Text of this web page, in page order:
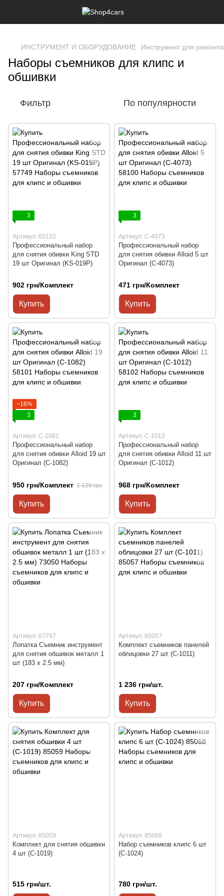
ИНСТРУМЕНТ И ОБОРУДОВАНИЕ Инструмент для
Наборы съемников для клипс и
обшивки
Фильтр По популярности
3
Артикул: 60122
Профессиональный набор
для снятия обивки King STD
19 шт Оригинал (KS-019P)
902 грн/Комплект
Купить
3
Артикул: C-4073
Профессиональный набор
для снятия обивки Alloid 5 шт
Оригинал (C-4073)
471 грн/Комплект
Купить
−16%
3
Артикул: C-1082
Профессиональный набор
для снятия обивки Alloid 19 шт
Оригинал (C-1082)
950 грн/Комплект 1 126 грн
Купить
3
Артикул: C-1012
Профессиональный набор
для снятия обивки Alloid 11 шт
Оригинал (C-1012)
968 грн/Комплект
Купить
Артикул: 67797
Лопатка Съемник инструмент
для снятия обшивок металл 1
шт (183 x 2.5 мм)
207 грн/Комплект
Купить
Артикул: 85057
Комплект съемников панелей
облицовки 27 шт (С-1011)
1 236 грн/шт.
Купить
Артикул: 85059
Комплект для снятия обшивки
4 шт (С-1019)
515 грн/шт.
Артикул: 85068
Набор съемников клипс 6 шт
(С-1024)
780 грн/шт.